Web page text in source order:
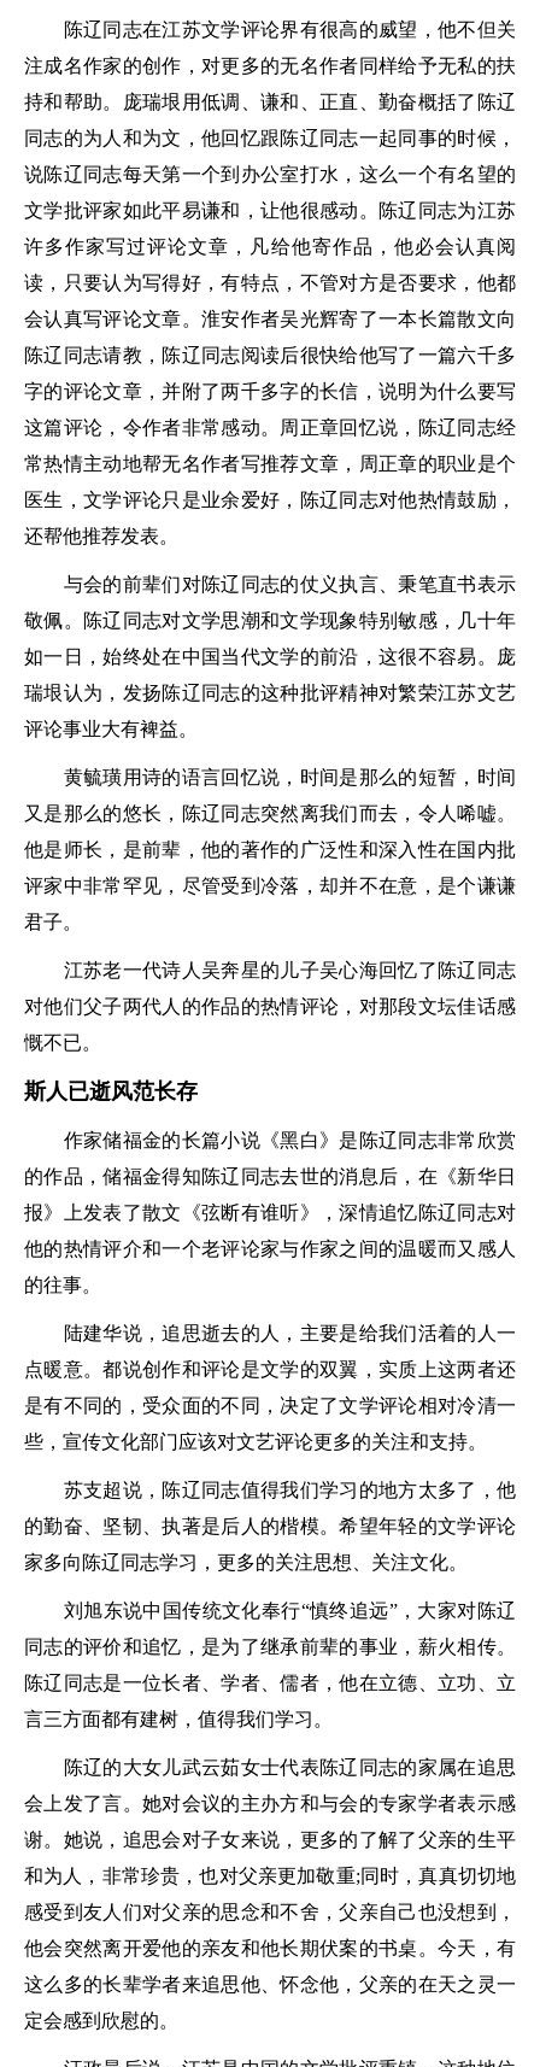
陈辽同志在江苏文学评论界有很高的威望，他不但关
注成名作家的创作，对更多的无名作者同样给予无私的扶
持和帮助。庞瑞垠用低调、谦和、正直、勤奋概括了陈辽
同志的为人和为文，他回忆跟陈辽同志一起同事的时候，
说陈辽同志每天第一个到办公室打水，这么一个有名望的
文学批评家如此平易谦和，让他很感动。陈辽同志为江苏
许多作家写过评论文章，凡给他寄作品，他必会认真阅
读，只要认为写得好，有特点，不管对方是否要求，他都
会认真写评论文章。淮安作者吴光辉寄了一本长篇散文向
陈辽同志请教，陈辽同志阅读后很快给他写了一篇六千多
字的评论文章，并附了两千多字的长信，说明为什么要写
这篇评论，令作者非常感动。周正章回忆说，陈辽同志经
常热情主动地帮无名作者写推荐文章，周正章的职业是个
医生，文学评论只是业余爱好，陈辽同志对他热情鼓励，
还帮他推荐发表。
与会的前辈们对陈辽同志的仗义执言、秉笔直书表示
敬佩。陈辽同志对文学思潮和文学现象特别敏感，几十年
如一日，始终处在中国当代文学的前沿，这很不容易。庞
瑞垠认为，发扬陈辽同志的这种批评精神对繁荣江苏文艺
评论事业大有裨益。
黄毓璜用诗的语言回忆说，时间是那么的短暂，时间
又是那么的悠长，陈辽同志突然离我们而去，令人唏嘘。
他是师长，是前辈，他的著作的广泛性和深入性在国内批
评家中非常罕见，尽管受到冷落，却并不在意，是个谦谦
君子。
江苏老一代诗人吴奔星的儿子吴心海回忆了陈辽同志
对他们父子两代人的作品的热情评论，对那段文坛佳话感
慨不已。
斯人已逝风范长存
作家储福金的长篇小说《黑白》是陈辽同志非常欣赏
的作品，储福金得知陈辽同志去世的消息后，在《新华日
报》上发表了散文《弦断有谁听》，深情追忆陈辽同志对
他的热情评介和一个老评论家与作家之间的温暖而又感人
的往事。
陆建华说，追思逝去的人，主要是给我们活着的人一
点暖意。都说创作和评论是文学的双翼，实质上这两者还
是有不同的，受众面的不同，决定了文学评论相对冷清一
些，宣传文化部门应该对文艺评论更多的关注和支持。
苏支超说，陈辽同志值得我们学习的地方太多了，他
的勤奋、坚韧、执著是后人的楷模。希望年轻的文学评论
家多向陈辽同志学习，更多的关注思想、关注文化。
刘旭东说中国传统文化奉行“慎终追远”，大家对陈辽
同志的评价和追忆，是为了继承前辈的事业，薪火相传。
陈辽同志是一位长者、学者、儒者，他在立德、立功、立
言三方面都有建树，值得我们学习。
陈辽的大女儿武云茹女士代表陈辽同志的家属在追思
会上发了言。她对会议的主办方和与会的专家学者表示感
谢。她说，追思会对子女来说，更多的了解了父亲的生平
和为人，非常珍贵，也对父亲更加敬重;同时，真真切切地
感受到友人们对父亲的思念和不舍，父亲自己也没想到，
他会突然离开爱他的亲友和他长期伏案的书桌。今天，有
这么多的长辈学者来追思他、怀念他，父亲的在天之灵一
定会感到欣慰的。